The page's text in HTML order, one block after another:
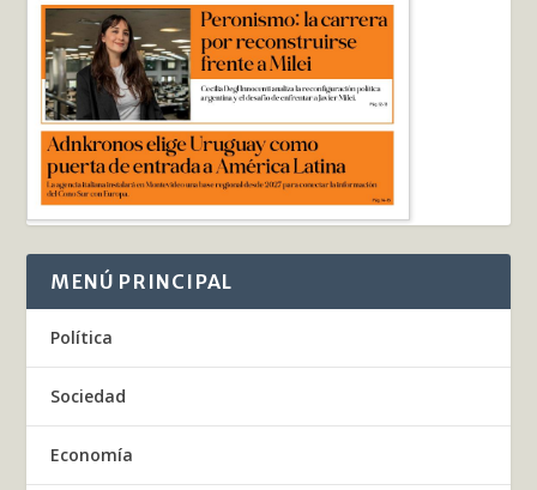
MENÚ PRINCIPAL
Política
Sociedad
Economía